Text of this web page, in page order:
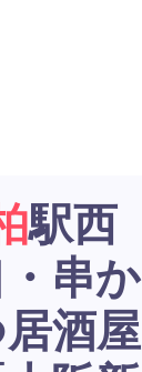
西
・串か
酒屋